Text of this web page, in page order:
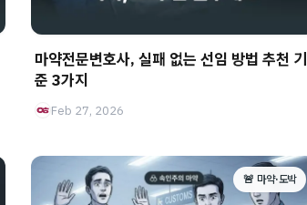
마약전문변호사, 실패 없는 선임 방법 추천 기
준 3가지
Feb 27, 2026
🚨 마약·도박